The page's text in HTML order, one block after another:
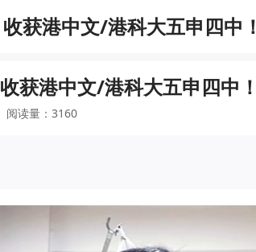
获港中文/港科大五申四中！
获港中文/港科大五申四中！
阅读量：3160